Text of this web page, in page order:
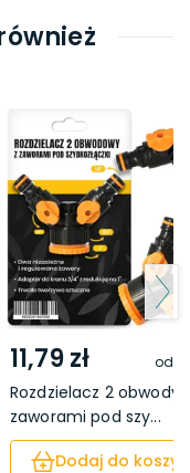
11,79 zł od
Rozdzielacz 2 obwody
zaworami pod szy...
Dodaj do